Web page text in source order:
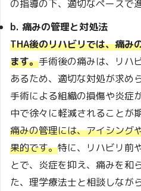
の指導の下、適切なペースで
b. 痛みの管理と対処法
THA後のリハビリでは、痛み
ます。手術後の痛みは、リハ
あるため、適切な対処が求め
手術による組織の損傷や炎症
中で徐々に軽減されることが
痛みの管理には、アイシング
果的です。特に、リハビリ前
とで、炎症を抑え、痛みを和
た、理学療法士と相談しなが